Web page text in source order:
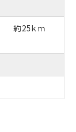
約25ｋｍ